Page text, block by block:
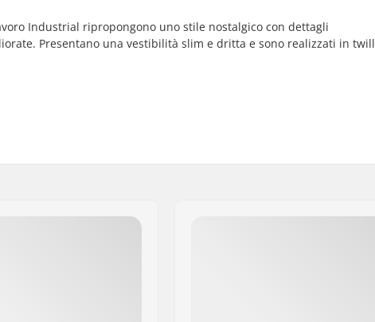
Industrial ripropongono uno stile nostalgico con dettagli
Presentano una vestibilità slim e dritta e sono realizzati in twill